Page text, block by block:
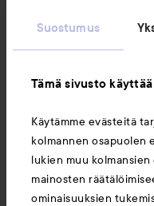
Suostumus
Tämä sivusto
Käytämme evästeitä
kolmannen osapuolen
lukien muu
mainosten
ominaisuuksien